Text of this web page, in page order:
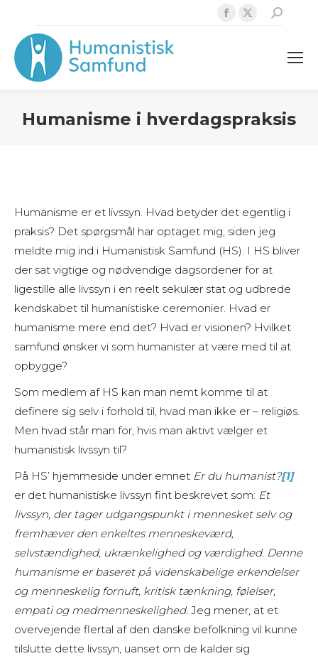
Facebook
pagepage
Search:
Humanisme i hverdagspraksis
Humanisme er et livssyn. Hvad betyder det egentlig i
praksis? Det spørgsmål har optaget mig, siden jeg
meldte mig ind i Humanistisk Samfund (HS). I HS bliver
der sat vigtige og nødvendige dagsordener for at
ligestille alle livssyn i en reelt sekulær stat og udbrede
kendskabet til humanistiske ceremonier. Hvad er
humanisme mere end det? Hvad er visionen? Hvilket
samfund ønsker vi som humanister at være med til at
opbygge?
Som medlem af HS kan man nemt komme til at
definere sig selv i forhold til, hvad man ikke er – religiøs.
Men hvad står man for, hvis man aktivt vælger et
humanistisk livssyn til?
På HS’ hjemmeside under emnet Er du humanist?[1]
er det humanistiske livssyn fint beskrevet som: Et
livssyn, der tager udgangspunkt i mennesket selv og
fremhæver den enkeltes menneskeværd,
selvstændighed, ukrænkelighed og værdighed. Denne
humanisme er baseret på videnskabelige erkendelser
og menneskelig fornuft, kritisk tænkning, følelser,
empati og medmenneskelighed. Jeg mener, at et
overvejende flertal af den danske befolkning vil kunne
tilslutte dette livssyn, uanset om de kalder sig